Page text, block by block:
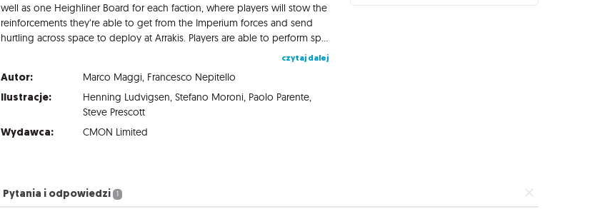
well as one Heighliner Board for each faction, where players will stow the
reinforcements they’re able to get from the Imperium forces and send
hurtling across space to deploy at Arrakis. Players are able to perform special Imperium Actions throughout the game, in order to coax either the Spacing Guild, CHOAM, or Landsraad to help them in their plight.
czytaj dalej
Autor: Marco Maggi, Francesco Nepitello
Ilustracje: Henning Ludvigsen,Stefano Moroni, Paolo Parente,
Steve Prescott
Wydawca: CMON Limited
Pytania i odpowiedzi 1